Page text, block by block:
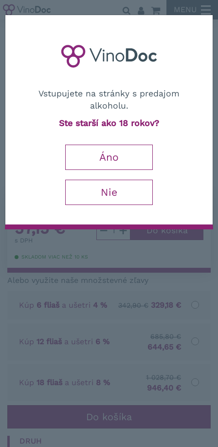
MENU
Urbano" DOCG 2019
57,15€
s DPH
− +
SKLADOM VIAC NEŽ 10 KS
Alebo využite naše množstevné zľavy
Kúp 6 fliaš a ušetri 4 % 342,90 € 329,18 €
Kúp 12 fliaš a ušetri 6 %
685,80 €
644,65 €
Kúp 18 fliaš a ušetri 8 %
1 028,70 €
946,40 €
DRUH
Vstupujete na stránky s predajom
alkoholu.
Ste starší ako 18 rokov?
Áno
Nie